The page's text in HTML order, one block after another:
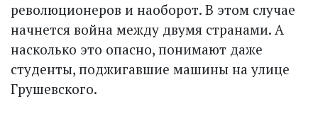
революционеров и наоборот. В этом случае
начнется война между двумя странами. А
насколько это опасно, понимают даже
студенты, поджигавшие машины на улице
Грушевского.